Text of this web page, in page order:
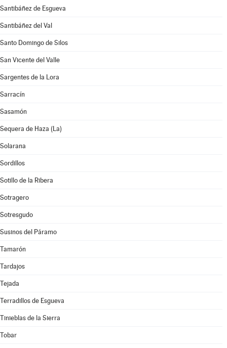
Santibáñez de Esgueva
Santibáñez del Val
Santo Domingo de Silos
San Vicente del Valle
Sargentes de la Lora
Sarracín
Sasamón
Sequera de Haza (La)
Solarana
Sordillos
Sotillo de la Ribera
Sotragero
Sotresgudo
Susinos del Páramo
Tamarón
Tardajos
Tejada
Terradillos de Esgueva
Tinieblas de la Sierra
Tobar